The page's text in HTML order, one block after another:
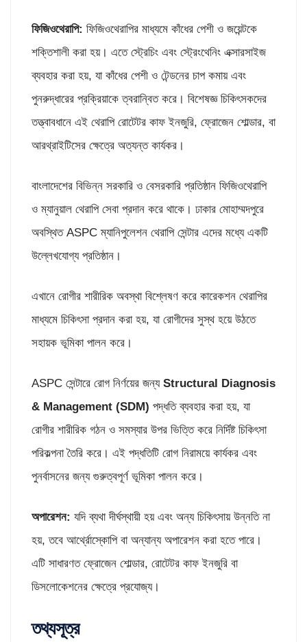
ফিজিওথেরাপি: ফিজিওথেরাপির মাধ্যমে কাঁধের পেশী ও জয়েন্টকে
শক্তিশালী করা হয়। এতে স্ট্রেচিং এবং স্ট্রেংথেনিং এক্সারসাইজ
ব্যবহার করা হয়, যা কাঁধের পেশী ও টেন্ডনের চাপ কমায় এবং
পুনরুদ্ধারের প্রক্রিয়াকে ত্বরান্বিত করে। বিশেষজ্ঞ চিকিৎসকদের
তত্ত্বাবধানে এই থেরাপি রোটেটর কাফ ইনজুরি, ফ্রোজেন শোল্ডার, বা
আরথ্রাইটিসের ক্ষেত্রে অত্যন্ত কার্যকর।
বাংলাদেশের বিভিন্ন সরকারি ও বেসরকারি প্রতিষ্ঠান ফিজিওথেরাপি
ও ম্যানুয়াল থেরাপি সেবা প্রদান করে থাকে। ঢাকার মোহাম্মদপুরে
অবস্থিত ASPC ম্যানিপুলেশন থেরাপি সেন্টার এদের মধ্যে একটি
উল্লেখযোগ্য প্রতিষ্ঠান।
এখানে রোগীর শারীরিক অবস্থা বিশ্লেষণ করে কারেকশন থেরাপির
মাধ্যমে চিকিৎসা প্রদান করা হয়, যা রোগীদের সুস্থ হয়ে উঠতে
সহায়ক ভূমিকা পালন করে।
ASPC সেন্টারে রোগ নির্ণয়ের জন্য Structural Diagnosis
& Management (SDM) পদ্ধতি ব্যবহার করা হয়, যা
রোগীর শারীরিক গঠন ও সমস্যার উপর ভিত্তি করে নির্দিষ্ট চিকিৎসা
পরিকল্পনা তৈরি করে। এই পদ্ধতিটি রোগ নিরাময়ে কার্যকর এবং
পুনর্বাসনের জন্য গুরুত্বপূর্ণ ভূমিকা পালন করে।
অপারেশন: যদি ব্যথা দীর্ঘস্থায়ী হয় এবং অন্য চিকিৎসায় উন্নতি না
হয়, তবে আর্থ্রোস্কোপি বা অন্যান্য অপারেশন করা হতে পারে।
এটি সাধারণত ফ্রোজেন শোল্ডার, রোটেটর কাফ ইনজুরি বা
ডিসলোকেশনের ক্ষেত্রে প্রযোজ্য।
তথ্যসূত্র